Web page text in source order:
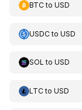
BTCto USD
USDCto USD
SOL to USD
LTCto USD